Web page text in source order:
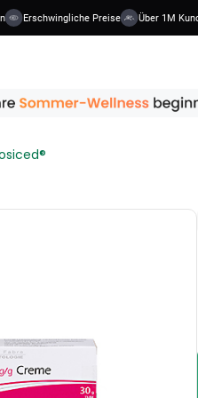
Erschwingliche Preise Über 1M Kunden